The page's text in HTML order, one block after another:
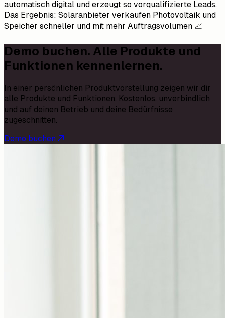
automatisch digital und erzeugt so vorqualifizierte Leads.
Das Ergebnis: Solaranbieter verkaufen Photovoltaik und
Speicher schneller und mit mehr Auftragsvolumen 📈
Demo buchen. Alle Produkte und
Funktionen kennenlernen.
In einer persönlichen Produktvorstellung zeigen wir dir
alle Produkte und Funktionen. Kostenlos, unverbindlich
und auf deinen Betrieb und deine Bedürfnisse
zugeschnitten.
Demo buchen